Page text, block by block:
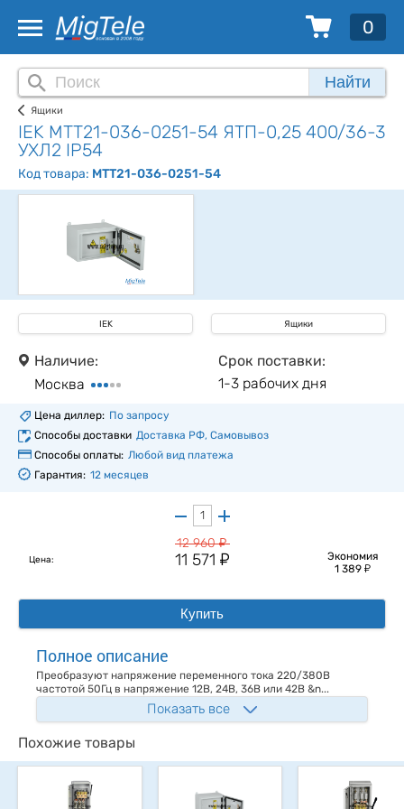
0
Найти
Ящики
IEK MTT21-036-0251-54 ЯТП-0,25 400/36-3
УХЛ2 IP54
Код товара: MTT21-036-0251-54
IEK Ящики
Наличие:
Москва
Срок поставки:
1-3 рабочих дня
Цена диллер: По запросу
Способы доставки Доставка РФ, Самовывоз
Способы оплаты: Любой вид платежа
Гарантия: 12 месяцев
Цена:
12 960у
11 571 у
Экономия
1 389у
Купить
Полное описание
Преобразуют напряжение переменного тока 220/380В
частотой 50Гц в напряжение 12В, 24В, 36В или 42В &n...
Показать все
Похожие товары